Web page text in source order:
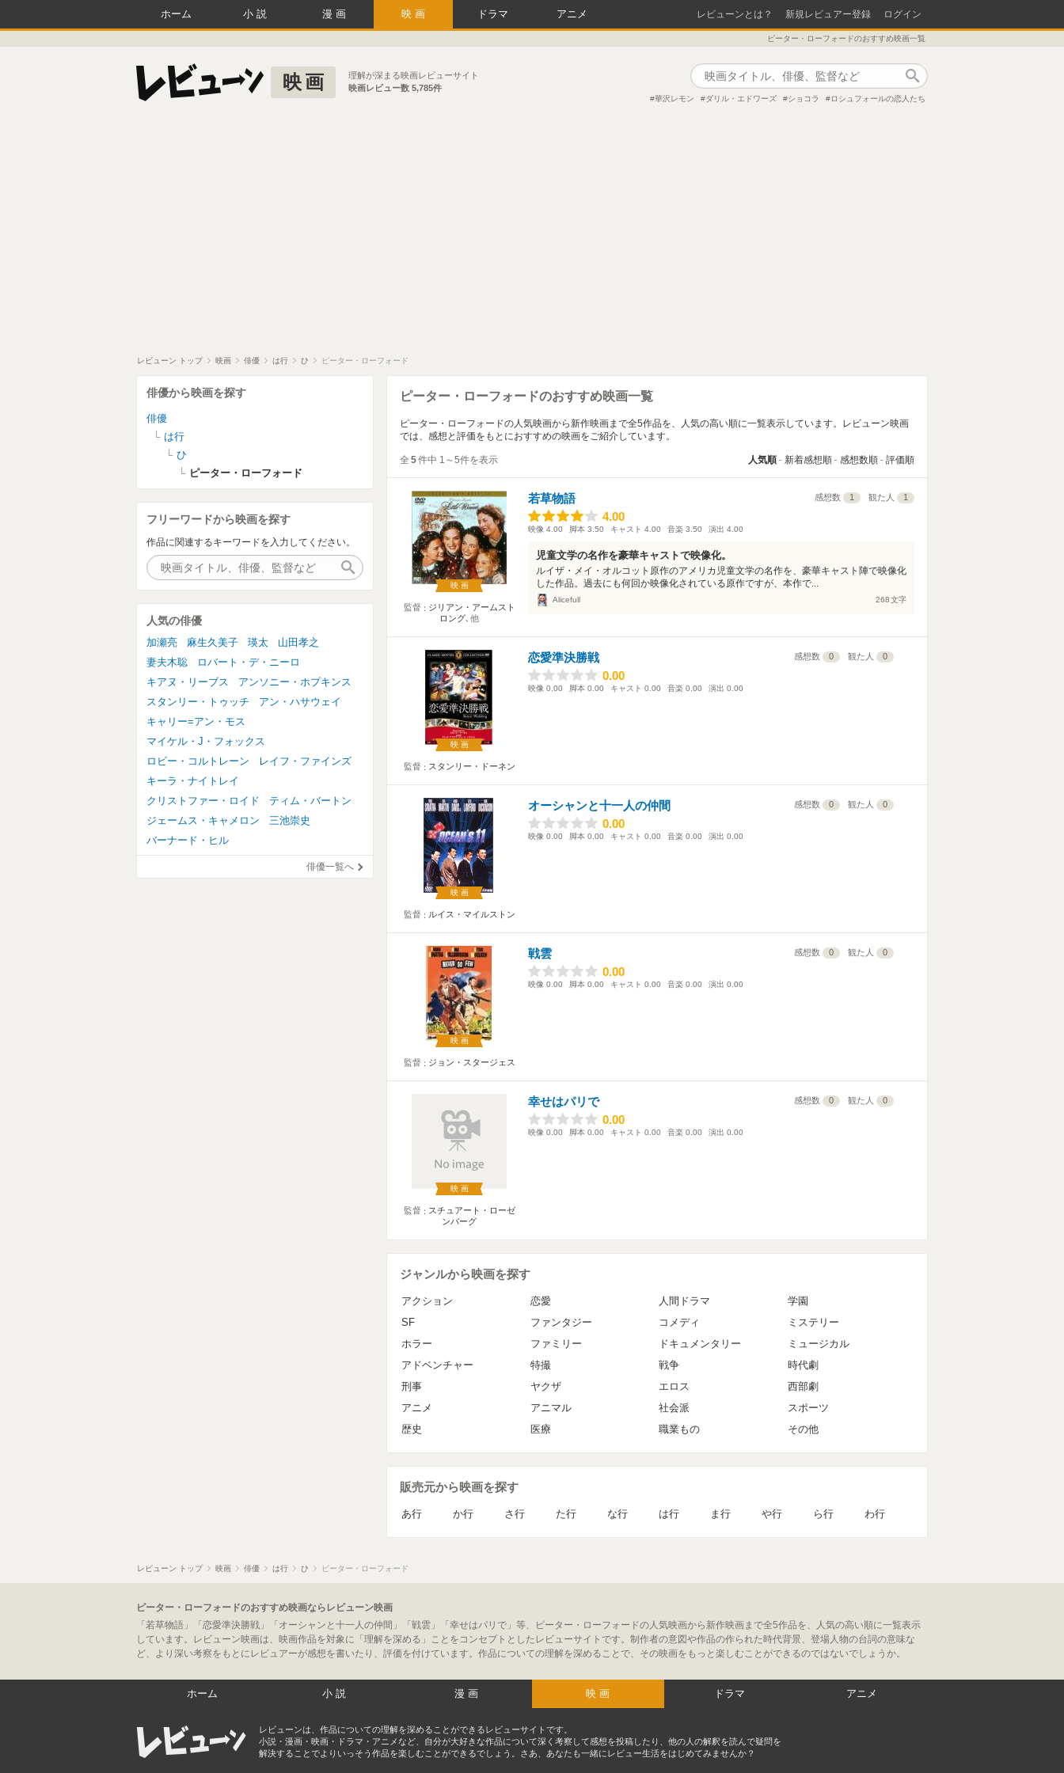
ホーム 小説 漫画 映画 ドラマ アニメ レビューンとは？ 新規レビュアー登録 ログイン
ピーター・ローフォードのおすすめ映画一覧
映画
理解が深まる映画レビューサイト
映画レビュー数 5,785件
華沢レモン ダリル・エドワーズ ショコラ ロシュフォールの恋人たち
レビューン トップ 映画 俳優 は行 ひ ピーター・ローフォード
ピーター・ローフォードのおすすめ映画一覧
ピーター・ローフォードの人気映画から新作映画まで全5作品を、人気の高い順に一覧表示しています。レビューン映画
では、感想と評価をもとにおすすめの映画をご紹介しています。
全 5件中 1～5件を表示 人気順 新着感想順 感想数順 評価順
映画
監督
ジリアン・アームスト
ロング､他
若草物語 感想数 1 観た人 1
4.00
4.00
映像 4.00 脚本 3.50 キャスト 4.00 音楽 3.50 演出 4.00
児童文学の名作を豪華キャストで映像化。
ルイザ・メイ・オルコット原作のアメリカ児童文学の名作を、豪華キャスト陣で映像化
した作品。過去にも何回か映像化されている原作ですが、本作で...
Alicefull 268文字
映画
監督 スタンリー・ドーネン
恋愛準決勝戦 感想数 0 観た人 0
0.00
0.00
映像 0.00 脚本 0.00 キャスト 0.00 音楽 0.00 演出 0.00
映画
監督 ルイス・マイルストン
オーシャンと十一人の仲間 感想数 0 観た人 0
0.00
0.00
映像 0.00 脚本 0.00 キャスト 0.00 音楽 0.00 演出 0.00
映画
監督 ジョン・スタージェス
戦雲 感想数 0 観た人 0
0.00
0.00
映像 0.00 脚本 0.00 キャスト 0.00 音楽 0.00 演出 0.00
映画
監督
スチュアート・ローゼ
ンバーグ
幸せはパリで 感想数 0 観た人 0
0.00
0.00
映像 0.00 脚本 0.00 キャスト 0.00 音楽 0.00 演出 0.00
ジャンルから映画を探す
アクション 恋愛 人間ドラマ
学園
SF
ファンタジー コメディ
ミステリー
ホラー
ファミリー ドキュメンタリー
ミュージカル
アドベンチャー
特撮 戦争
時代劇
刑事
ヤクザ エロス
西部劇
アニメ
アニマル 社会派
スポーツ
歴史
医療 職業もの その他
販売元から映画を探す
あ行 か行 さ行 た行 な行 は行 ま行 や行 ら行 わ行
俳優から映画を探す
俳優
は行
ひ
ピーター・ローフォード
フリーワードから映画を探す
作品に関連するキーワードを入力してください。
作品検索
人気の俳優
加瀬亮 麻生久美子 瑛太
山田孝之
妻夫木聡
ロバート・デ・ニーロ
キアヌ・リーブス
アンソニー・ホプキンス
スタンリー・トゥッチ
アン・ハサウェイ
キャリー=アン・モス
マイケル・J・フォックス
ロビー・コルトレーン
レイフ・ファインズ
キーラ・ナイトレイ
クリストファー・ロイド
ティム・バートン
ジェームス・キャメロン
三池崇史
バーナード・ヒル
俳優一覧へ
レビューン トップ 映画 俳優 は行 ひ ピーター・ローフォード
ピーター・ローフォードのおすすめ映画ならレビューン映画
「若草物語」「恋愛準決勝戦」「オーシャンと十一人の仲間」「戦雲」「幸せはパリで」等、ピーター・ローフォードの人気映画から新作映画まで全5作品を、人気の高い順に一覧表示
しています。レビューン映画は、映画作品を対象に「理解を深める」ことをコンセプトとしたレビューサイトです。制作者の意図や作品の作られた時代背景、登場人物の台詞の意味な
ど、より深い考察をもとにレビュアーが感想を書いたり、評価を付けています。作品についての理解を深めることで、その映画をもっと楽しむことができるのではないでしょうか。
ホーム 小説 漫画 映画 ドラマ アニメ
レビューンは、作品についての理解を深めることができるレビューサイトです。
小説・漫画・映画・ドラマ・アニメなど、自分が大好きな作品について深く考察して感想を投稿したり、他の人の解釈を読んで疑問を
解決することでよりいっそう作品を楽しむことができるでしょう。さあ、あなたも一緒にレビュー生活をはじめてみませんか？